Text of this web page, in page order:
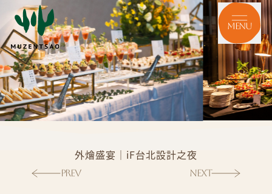
Menu
外燴盛宴 iF台北設計之夜
PREV NEXT